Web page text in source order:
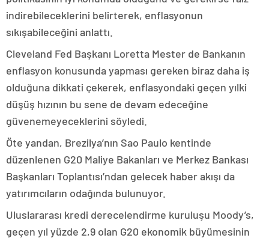
indirebileceklerini belirterek, enflasyonun
sıkışabileceğini anlattı.
Cleveland Fed Başkanı Loretta Mester de Bankanın
enflasyon konusunda yapması gereken biraz daha iş
olduğuna dikkati çekerek, enflasyondaki geçen yılki
düşüş hızının bu sene de devam edeceğine
güvenemeyeceklerini söyledi.
Öte yandan, Brezilya’nın Sao Paulo kentinde
düzenlenen G20 Maliye Bakanları ve Merkez Bankası
Başkanları Toplantısı’ndan gelecek haber akışı da
yatırımcıların odağında bulunuyor.
Uluslararası kredi derecelendirme kuruluşu Moody’s,
geçen yıl yüzde 2,9 olan G20 ekonomik büyümesinin